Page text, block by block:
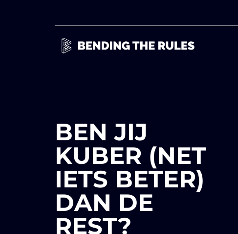
BEN JIJ
KUBER (NET
IETS BETER)
DAN DE
REST?